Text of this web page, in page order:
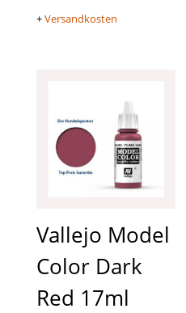
+Versandkosten
Vallejo Model
Color Dark
Red 17ml